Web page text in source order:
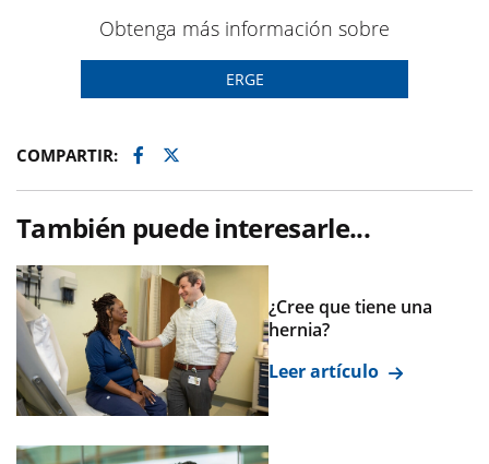
Obtenga más información sobre
ERGE
COMPARTIR: Facebook
Twitter
También puede interesarle...
¿Cree que tiene una
hernia?
Leer artículo